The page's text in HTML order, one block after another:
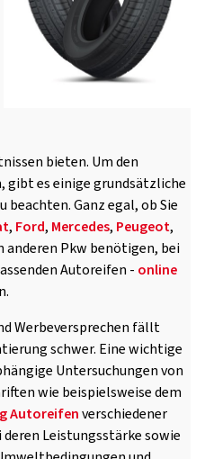
bieten. Um den
gibt es einige grundsätzliche
Ganz egal, ob Sie
, Ford, Mercedes, Peugeot,
anderen Pkw benötigen, bei
Autoreifen - online
Werbeversprechen fällt
schwer. Eine wichtige
Untersuchungen von
wie beispielsweise dem
Autoreifenverschiedener
Leistungsstärke sowie